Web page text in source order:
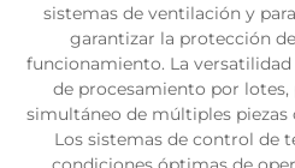
sistemas de ventilación y
garantizar la protección
funcionamiento. La versatilidad
de procesamiento por
simultáneo de múltiples piezas
Los sistemas de control de